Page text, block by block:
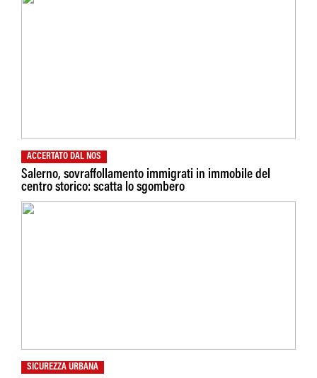
ACCERTATO DAL NOS
Salerno, sovraffollamento immigrati in immobile del
centro storico: scatta lo sgombero
SICUREZZA URBANA